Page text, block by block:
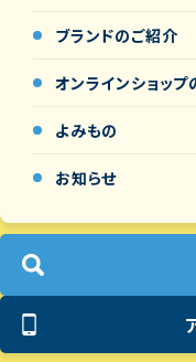
ブランドのご紹介
オンラインショップ
よみもの
お知らせ